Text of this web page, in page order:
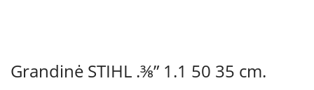
Grandinė STIHL .⅜” 1.1 50 35 cm.